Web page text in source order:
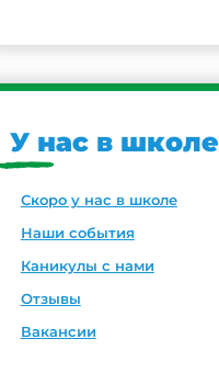
У нас в школе
Скоро у нас в школе
Наши события
Каникулы с нами
Отзывы
Вакансии